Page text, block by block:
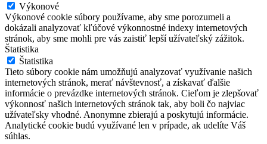
Výkonové
Výkonové cookie súbory používame, aby sme porozumeli a
dokázali analyzovať kľúčové výkonnostné indexy internetových
stránok, aby sme mohli pre vás zaistiť lepší užívateľský zážitok.
Štatistika
Štatistika
Tieto súbory cookie nám umožňujú analyzovať využívanie našich
internetových stránok, merať návštevnosť, a získavať ďalšie
informácie o prevázdke internetových stránok. Cieľom je zlepšovať
výkonnosť našich internetových stránok tak, aby boli čo najviac
užívateľsky vhodné. Anonymne zbierajú a poskytujú informácie.
Analytické cookie budú využívané len v prípade, ak udelíte Váš
súhlas.